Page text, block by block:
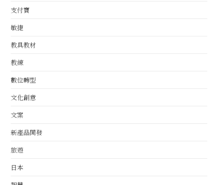
支付寶
敏捷
教具教材
教練
數位轉型
文化創意
文案
新產品開發
旅遊
日本